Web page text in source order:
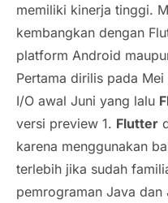
memiliki kinerja tinggi.
kembangkan dengan
platform Android
Pertama dirilis pada
I/O awal Juni yang lalu
versi preview 1. Flutter
karena menggunakan
terlebih jika sudah
pemrograman Java dan